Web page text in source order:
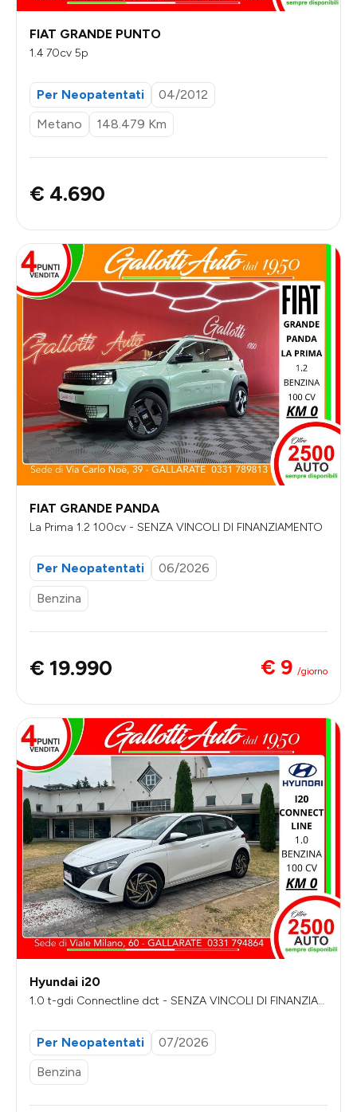
FIAT GRANDE PUNTO
1.4 70cv 5p
Per Neopatentati
04/2012
Metano
148.479 Km
€ 4.690
FIAT GRANDE PANDA
La Prima 1.2 100cv - SENZA VINCOLI DI FINANZIAMENTO
Per Neopatentati
06/2026
Benzina
€ 19.990 € 9 /giorno
Hyundai i20
1.0 t-gdi Connectline dct - SENZA VINCOLI DI FINANZIAM
Per Neopatentati
07/2026
Benzina